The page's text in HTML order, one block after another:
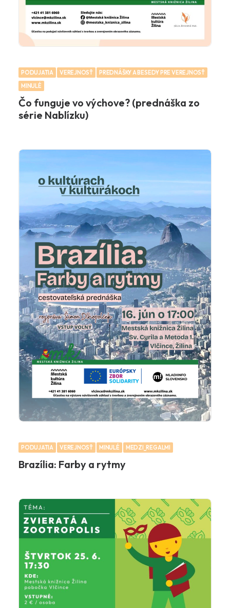
PODUJATIA VEREJNOSŤ
PREDNÁŠKY A BESEDY PRE VEREJNOSŤ
MINULÉ
Čo funguje vo výchove? (prednáška zo
série Nablízku)
PODUJATIA VEREJNOSŤ MINULÉ MEDZI_REGALMI
Brazília: Farby a rytmy